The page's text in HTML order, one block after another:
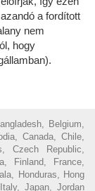
a fordított
nem
hogy
Belgium,
Canada, Chile,
Czech Republic,
Finland, France,
Honduras, Hong
Japan, Jordan